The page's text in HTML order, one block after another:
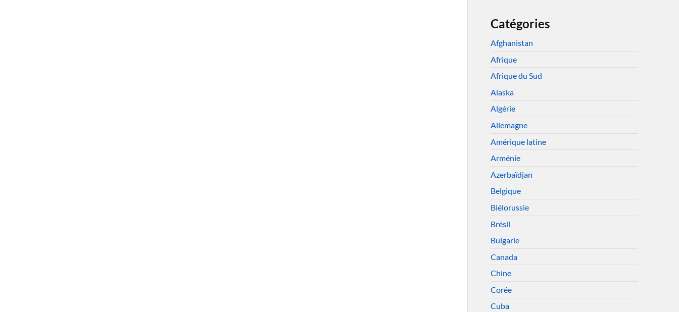
Catégories
Afghanistan
Afrique
Afrique du Sud
Alaska
Algérie
Allemagne
Amérique latine
Arménie
Azerbaïdjan
Belgique
Biélorussie
Brésil
Bulgarie
Canada
Chine
Corée
Cuba